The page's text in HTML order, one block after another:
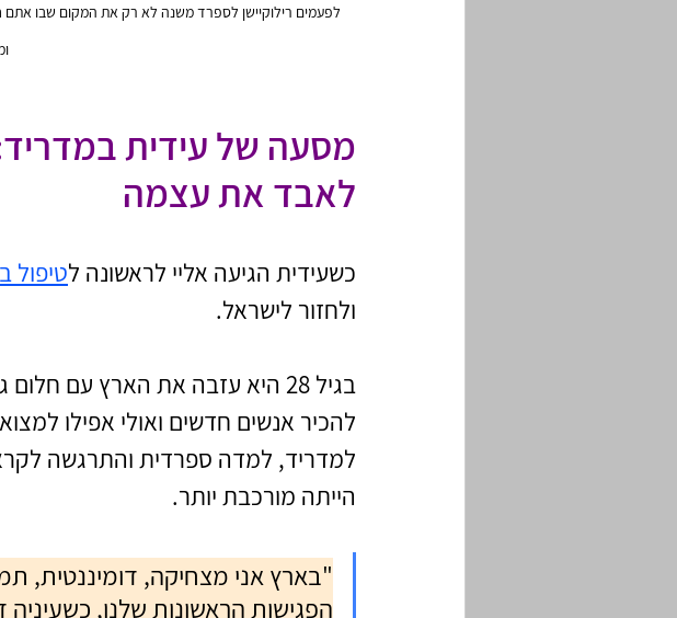
לפעמים רילוקיישן לספרד משנה לא רק את המקום שבו
מסעה של עידית
לאבד את עצמה
כשעידית הגיעה אליי לראשונה לטיפול
ולחזור לישראל.
בגיל 28 היא עזבה את הארץ עם
להכיר אנשים חדשים ואולי אפילו
למדריד, למדה ספרדית והתרגשה
הייתה מורכבת יותר.
"בארץ אני מצחיקה, דומיננטית,
הפגישות הראשונות שלנו,